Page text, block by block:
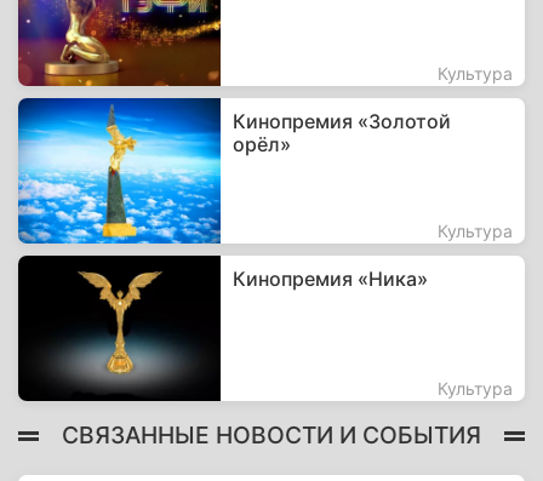
Культура
Кинопремия «Золотой
орёл»
Культура
Кинопремия «Ника»
Культура
СВЯЗАННЫЕ НОВОСТИ И СОБЫТИЯ